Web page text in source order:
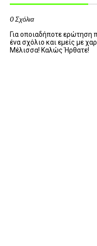
0 Σχόλια
Για οποιαδήποτε ερώτηση
ένα σχόλιο και εμείς με
Μέλισσα! Καλώς Ήρθατε!